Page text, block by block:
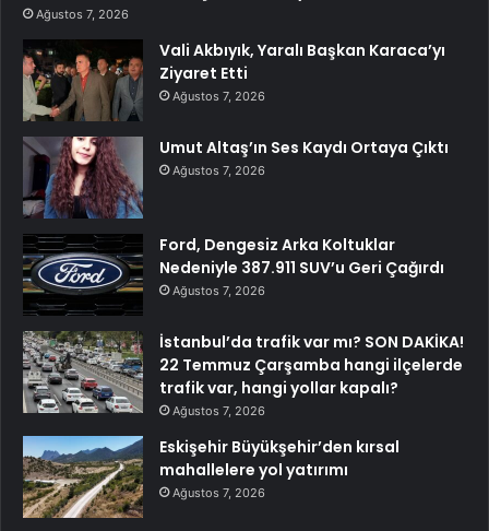
Ağustos 7, 2026
Vali Akbıyık, Yaralı Başkan Karaca’yı
Ziyaret Etti
Ağustos 7, 2026
Umut Altaş’ın Ses Kaydı Ortaya Çıktı
Ağustos 7, 2026
Ford, Dengesiz Arka Koltuklar
Nedeniyle 387.911 SUV’u Geri Çağırdı
Ağustos 7, 2026
İstanbul’da trafik var mı? SON DAKİKA!
22 Temmuz Çarşamba hangi ilçelerde
trafik var, hangi yollar kapalı?
Ağustos 7, 2026
Eskişehir Büyükşehir’den kırsal
mahallelere yol yatırımı
Ağustos 7, 2026